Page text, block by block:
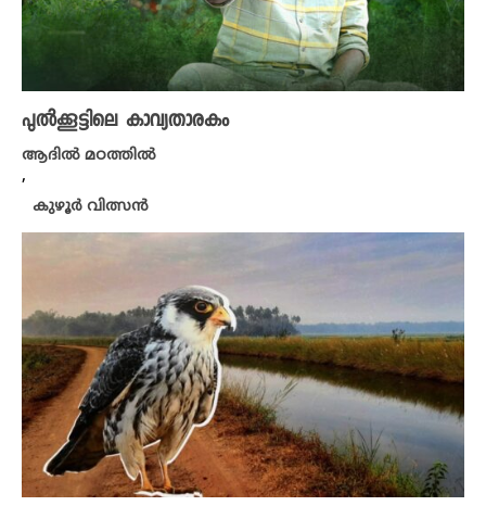
പുൽക്കൂട്ടിലെ കാവ്യതാരകം
ആദിൽ മഠത്തിൽ
,
കുഴൂർ വിത്സൻ